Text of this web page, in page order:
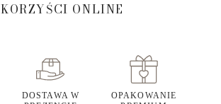
KORZYŚCI ONLINE
DOSTAWA W
OPAKOWANIE